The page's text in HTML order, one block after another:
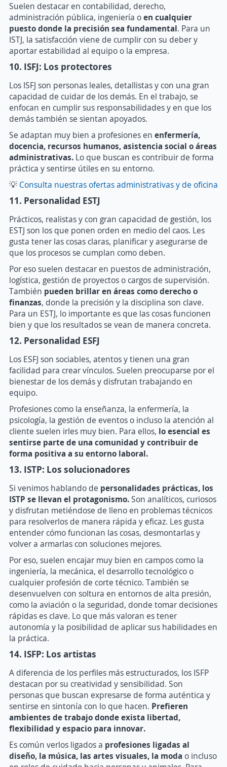
Suelen destacar en contabilidad, derecho,
administración pública, ingeniería oen cualquier
puesto donde la precisión sea fundamental. Para un
ISTJ, la satisfacción viene de cumplir con su deber y
aportar estabilidad al equipo o la empresa.
10. ISFJ: Los protectores
Los ISFJ son personas leales, detallistas y con una gran
capacidad de cuidar de los demás. En el trabajo, se
enfocan en cumplir sus responsabilidades y en que los
demás también se sientan apoyados.
Se adaptan muy bien a profesiones en enfermería,
docencia, recursos humanos, asistencia social o áreas
administrativas. Lo que buscan es contribuir de forma
práctica y sentirse útiles en su entorno.
💡 Consulta nuestras ofertas administrativas y de oficina
11. Personalidad ESTJ
Prácticos, realistas y con gran capacidad de gestión, los
ESTJ son los que ponen orden en medio del caos. Les
gusta tener las cosas claras, planificar y asegurarse de
que los procesos se cumplan como deben.
Por eso suelen destacar en puestos de administración,
logística, gestión de proyectos o cargos de supervisión.
También pueden brillar en áreas como derecho o
finanzas, donde la precisión y la disciplina son clave.
Para un ESTJ, lo importante es que las cosas funcionen
bien y que los resultados se vean de manera concreta.
12. Personalidad ESFJ
Los ESFJ son sociables, atentos y tienen una gran
facilidad para crear vínculos. Suelen preocuparse por el
bienestar de los demás y disfrutan trabajando en
equipo.
Profesiones como la enseñanza, la enfermería, la
psicología, la gestión de eventos o incluso la atención al
cliente suelen irles muy bien. Para ellos, lo esencial es
sentirse parte de una comunidad y contribuir de
forma positiva a su entorno laboral.
13. ISTP: Los solucionadores
Si venimos hablando de personalidades prácticas, los
ISTP se llevan el protagonismo.Son analíticos, curiosos
y disfrutan metiéndose de lleno en problemas técnicos
para resolverlos de manera rápida y eficaz. Les gusta
entender cómo funcionan las cosas, desmontarlas y
volver a armarlas con soluciones mejores.
Por eso, suelen encajar muy bien en campos como la
ingeniería, la mecánica, el desarrollo tecnológico o
cualquier profesión de corte técnico. También se
desenvuelven con soltura en entornos de alta presión,
como la aviación o la seguridad, donde tomar decisiones
rápidas es clave. Lo que más valoran es tener
autonomía y la posibilidad de aplicar sus habilidades en
la práctica.
14. ISFP: Los artistas
A diferencia de los perfiles más estructurados, los ISFP
destacan por su creatividad y sensibilidad. Son
personas que buscan expresarse de forma auténtica y
sentirse en sintonía con lo que hacen. Prefieren
ambientes de trabajo donde exista libertad,
flexibilidad y espacio para innovar.
Es común verlos ligados a profesiones ligadas al
diseño, la música, las artes visuales, la moda o incluso